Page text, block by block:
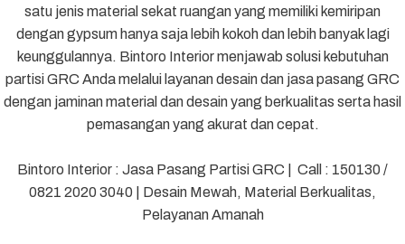
satu jenis material sekat ruangan yang memiliki kemiripan
dengan gypsum hanya saja lebih kokoh dan lebih banyak lagi
keunggulannya. Bintoro Interior menjawab solusi kebutuhan
partisi GRC Anda melalui layanan desain dan jasa pasang GRC
dengan jaminan material dan desain yang berkualitas serta hasil
pemasangan yang akurat dan cepat.
Bintoro Interior : Jasa Pasang Partisi GRC | Call : 150130 /
0821 2020 3040 | Desain Mewah, Material Berkualitas,
Pelayanan Amanah